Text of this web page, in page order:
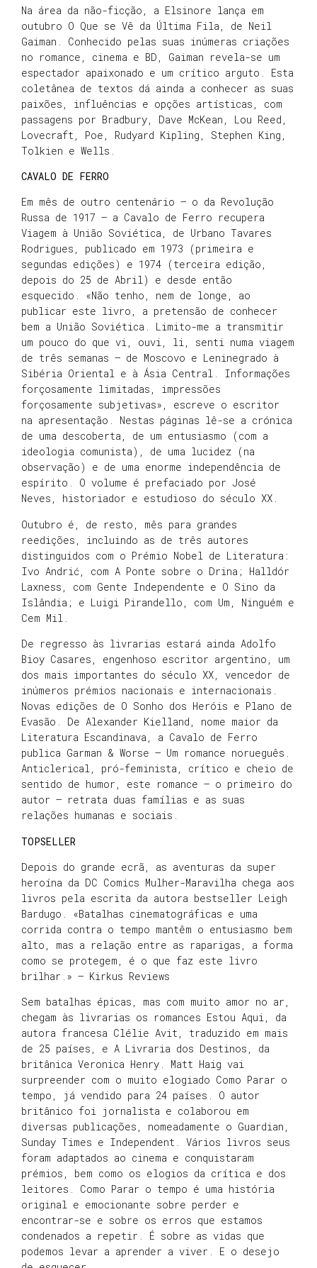
Na área da não-ficção, a Elsinore lança em
outubro O Que se Vê da Última Fila, de Neil
Gaiman. Conhecido pelas suas inúmeras criações
no romance, cinema e BD, Gaiman revela-se um
espectador apaixonado e um crítico arguto. Esta
coletânea de textos dá ainda a conhecer as suas
paixões, influências e opções artísticas, com
passagens por Bradbury, Dave McKean, Lou Reed,
Lovecraft, Poe, Rudyard Kipling, Stephen King,
Tolkien e Wells.
CAVALO DE FERRO
Em mês de outro centenário – o da Revolução
Russa de 1917 – a Cavalo de Ferro recupera
Viagem à União Soviética, de Urbano Tavares
Rodrigues, publicado em 1973 (primeira e
segundas edições) e 1974 (terceira edição,
depois do 25 de Abril) e desde então
esquecido. «Não tenho, nem de longe, ao
publicar este livro, a pretensão de conhecer
bem a União Soviética. Limito-me a transmitir
um pouco do que vi, ouvi, li, senti numa viagem
de três semanas – de Moscovo e Leninegrado à
Sibéria Oriental e à Ásia Central. Informações
forçosamente limitadas, impressões
forçosamente subjetivas», escreve o escritor
na apresentação. Nestas páginas lê-se a crónica
de uma descoberta, de um entusiasmo (com a
ideologia comunista), de uma lucidez (na
observação) e de uma enorme independência de
espírito. O volume é prefaciado por José
Neves, historiador e estudioso do século XX.
Outubro é, de resto, mês para grandes
reedições, incluindo as de três autores
distinguidos com o Prémio Nobel de Literatura:
Ivo Andrić, com A Ponte sobre o Drina; Halldór
Laxness, com Gente Independente e O Sino da
Islândia; e Luigi Pirandello, com Um, Ninguém e
Cem Mil.
De regresso às livrarias estará ainda Adolfo
Bioy Casares, engenhoso escritor argentino, um
dos mais importantes do século XX, vencedor de
inúmeros prémios nacionais e internacionais.
Novas edições de O Sonho dos Heróis e Plano de
Evasão. De Alexander Kielland, nome maior da
Literatura Escandinava, a Cavalo de Ferro
publica Garman & Worse – Um romance norueguês.
Anticlerical, pró-feminista, crítico e cheio de
sentido de humor, este romance – o primeiro do
autor – retrata duas famílias e as suas
relações humanas e sociais.
TOPSELLER
Depois do grande ecrã, as aventuras da super
heroína da DC Comics Mulher-Maravilha chega aos
livros pela escrita da autora bestseller Leigh
Bardugo. «Batalhas cinematográficas e uma
corrida contra o tempo mantêm o entusiasmo bem
alto, mas a relação entre as raparigas, a forma
como se protegem, é o que faz este livro
brilhar.» – Kirkus Reviews
Sem batalhas épicas, mas com muito amor no ar,
chegam às livrarias os romances Estou Aqui, da
autora francesa Clélie Avit, traduzido em mais
de 25 países, e A Livraria dos Destinos, da
britânica Veronica Henry. Matt Haig vai
surpreender com o muito elogiado Como Parar o
tempo, já vendido para 24 países. O autor
britânico foi jornalista e colaborou em
diversas publicações, nomeadamente o Guardian,
Sunday Times e Independent. Vários livros seus
foram adaptados ao cinema e conquistaram
prémios, bem como os elogios da crítica e dos
leitores. Como Parar o tempo é uma história
original e emocionante sobre perder e
encontrar-se e sobre os erros que estamos
condenados a repetir. É sobre as vidas que
podemos levar a aprender a viver. E o desejo